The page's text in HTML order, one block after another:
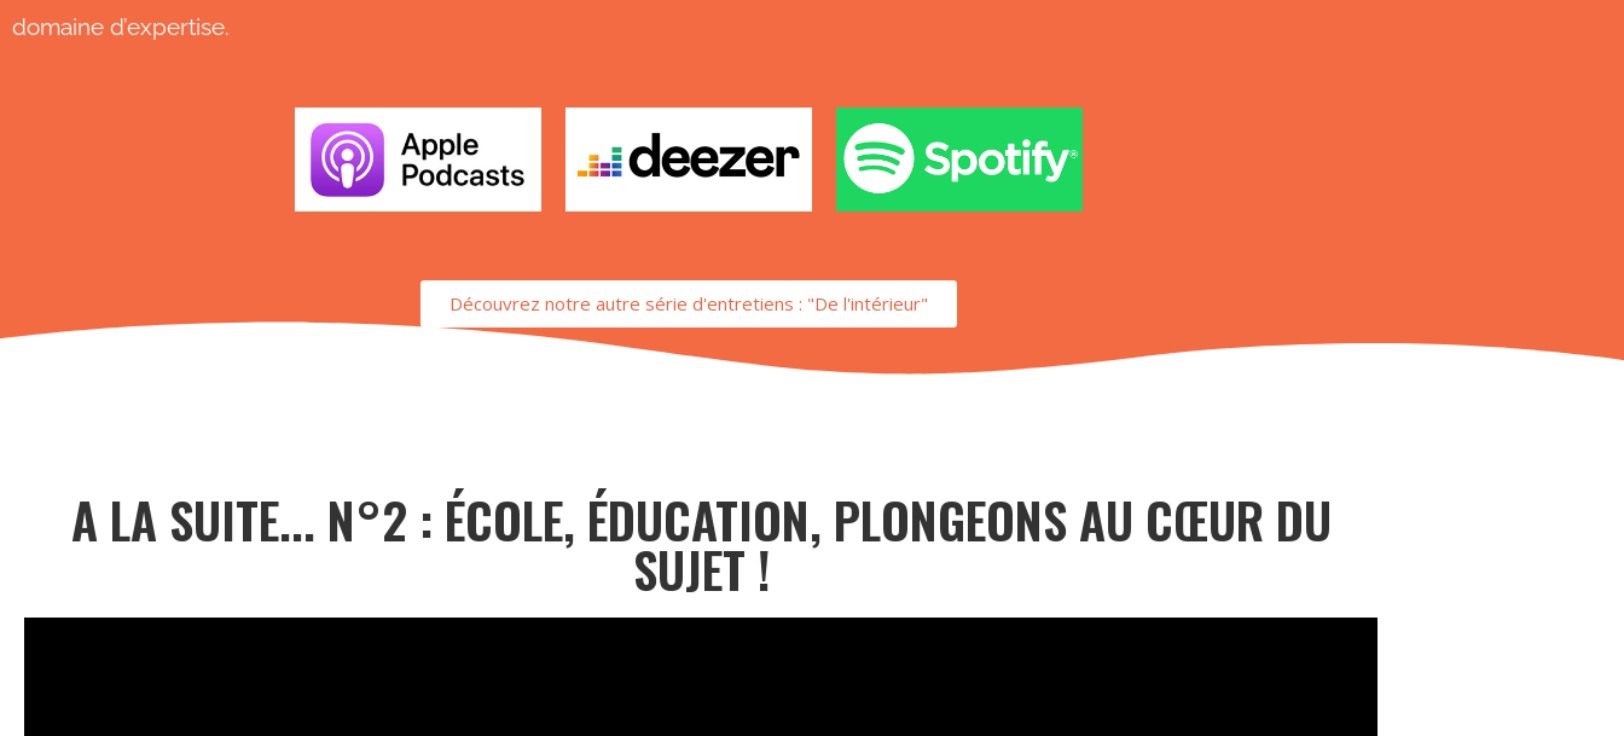
domaine d’expertise.
Découvrez notre autre série d'entretiens : "De l'intérieur"
A LA SUITE... N°2 : ÉCOLE, ÉDUCATION, PLONGEONS AU CŒUR DU
SUJET !